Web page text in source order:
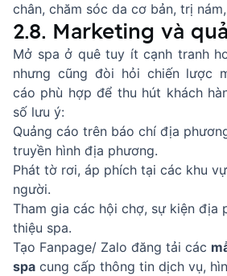
chân, chăm sóc da cơ bản, trị
2.8. Marketing và
Mở spa ở quê tuy ít cạnh tranh
nhưng cũng đòi hỏi chiến lược
cáo phù hợp để thu hút khách
số lưu ý:
Quảng cáo trên báo chí địa
truyền hình địa phương.
Phát tờ rơi, áp phích tại các khu
người.
Tham gia các hội chợ, sự kiện địa
thiệu spa.
Tạo Fanpage/ Zalo đăng tải các
spa cung cấp thông tin dịch vụ,